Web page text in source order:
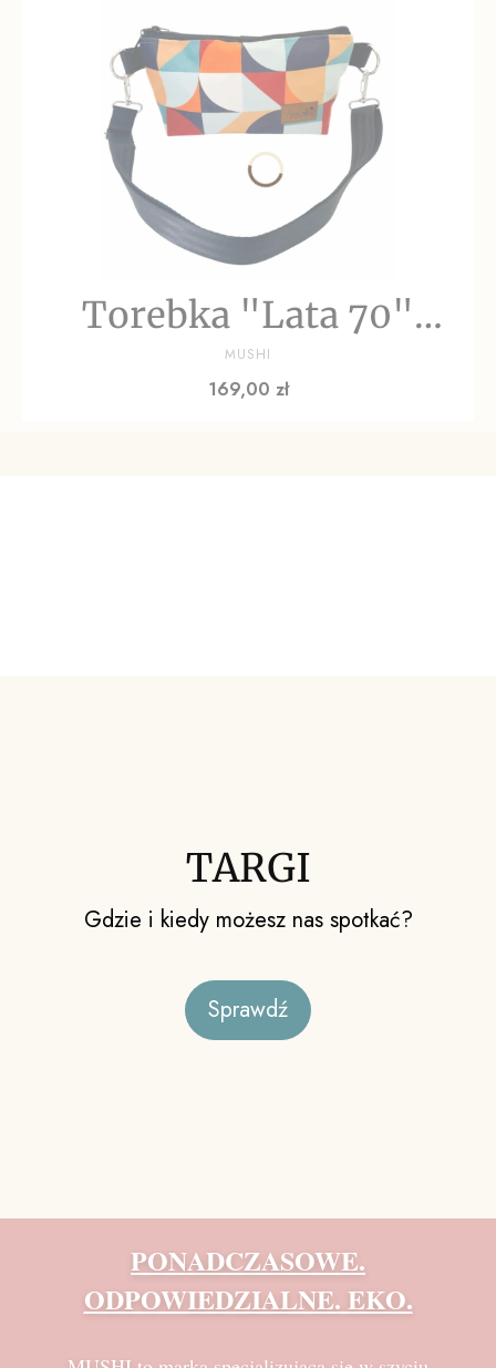
Torebka "Lata 70"
welur
PRODUCENT
MUSHI
Cena
169,00 zł
TARGI
Gdzie i kiedy możesz nas spotkać?
Sprawdź
PONADCZASOWE.
ODPOWIEDZIALNE. EKO.